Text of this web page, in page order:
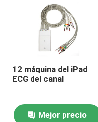
12 máquina del iPad
ECG del canal
Mejor precio